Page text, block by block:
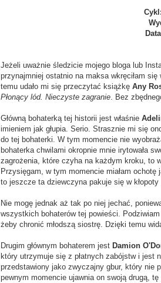
Cykl:
Jeżeli uważnie śledzicie mojego bloga lub
przynajmniej ostatnio na maksa wkręciłam
temu udało mi się przeczytać książkę Any
Płonący lód. Nieczyste zagranie. Bez
Główną bohaterką tej historii jest właśnie
imieniem jak głupia. Serio. Strasznie mi się
do tej bohaterki. W tym momencie nie
bohaterka chwilami okropnie mnie irytowała
zagrożenia, które czyha na każdym kroku, to
Przysięgam, w tym momencie miałam
to jeszcze ta dziewczyna pakuje się w
Nie mogę jednak aż tak po niej jechać,
wszystkich bohaterów tej powieści.
żeby chronić młodszą siostrę. Dzięki temu
Drugim głównym bohaterem jest Damion
który utrzymuje się z płatnych zabójstw i jest
przedstawiony jako zwyczajny gbur, który nie
pewnym momencie ujawnia on swoją drugą,